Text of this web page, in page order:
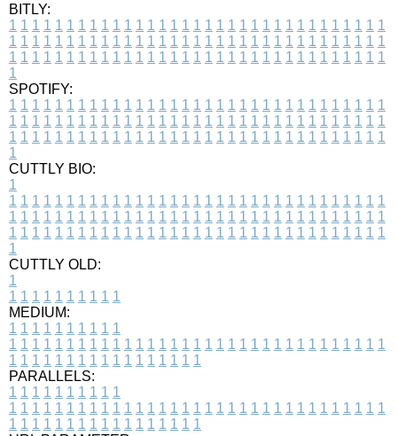
BITLY:
1 1 1 1 1 1 1 1 1 1 1 1 1 1 1 1 1 1 1 1 1 1 1 1 1 1 1 1 1 1 1 1 1
1 1 1 1 1 1 1 1 1 1 1 1 1 1 1 1 1 1 1 1 1 1 1 1 1 1 1 1 1 1 1 1 1
1 1 1 1 1 1 1 1 1 1 1 1 1 1 1 1 1 1 1 1 1 1 1 1 1 1 1 1 1 1 1 1 1
1
SPOTIFY:
1 1 1 1 1 1 1 1 1 1 1 1 1 1 1 1 1 1 1 1 1 1 1 1 1 1 1 1 1 1 1 1 1
1 1 1 1 1 1 1 1 1 1 1 1 1 1 1 1 1 1 1 1 1 1 1 1 1 1 1 1 1 1 1 1 1
1 1 1 1 1 1 1 1 1 1 1 1 1 1 1 1 1 1 1 1 1 1 1 1 1 1 1 1 1 1 1 1 1
1
CUTTLY BIO:
1
1 1 1 1 1 1 1 1 1 1 1 1 1 1 1 1 1 1 1 1 1 1 1 1 1 1 1 1 1 1 1 1 1
1 1 1 1 1 1 1 1 1 1 1 1 1 1 1 1 1 1 1 1 1 1 1 1 1 1 1 1 1 1 1 1 1
1 1 1 1 1 1 1 1 1 1 1 1 1 1 1 1 1 1 1 1 1 1 1 1 1 1 1 1 1 1 1 1 1
1
CUTTLY OLD:
1
1 1 1 1 1 1 1 1 1 1
MEDIUM:
1 1 1 1 1 1 1 1 1 1
1 1 1 1 1 1 1 1 1 1 1 1 1 1 1 1 1 1 1 1 1 1 1 1 1 1 1 1 1 1 1 1 1
1 1 1 1 1 1 1 1 1 1 1 1 1 1 1 1 1
PARALLELS:
1 1 1 1 1 1 1 1 1 1
1 1 1 1 1 1 1 1 1 1 1 1 1 1 1 1 1 1 1 1 1 1 1 1 1 1 1 1 1 1 1 1 1
1 1 1 1 1 1 1 1 1 1 1 1 1 1 1 1 1